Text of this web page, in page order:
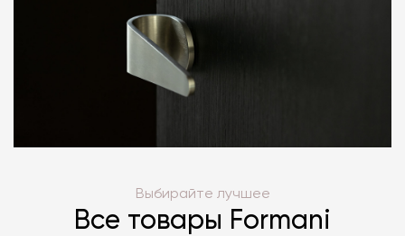
Выбирайте лучшее
Все товары Formani